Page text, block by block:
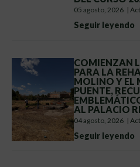
05 agosto, 2026 |
Seguir leyendo
COMIENZAN
PARA LA
MOLINO Y EL
PUENTE,
AL PALACIO
04 agosto, 2026 |
Seguir leyendo